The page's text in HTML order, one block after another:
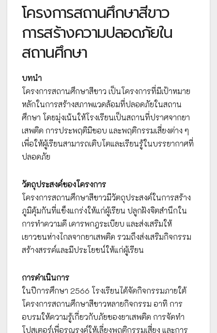
โครงการสถานศึกษาสีขาว
การสร้างความปลอดภัยใน
สถานศึกษา
บทนำ
โครงการสถานศึกษาสีขาว เป็นโครงการที่มีเป้าหมาย
หลักในการสร้างสภาพแวดล้อมที่ปลอดภัยในสถาน
ศึกษา โดยมุ่งเน้นให้โรงเรียนเป็นสถานที่ปราศจากยา
เสพติด การประพฤติมิชอบ และพฤติกรรมเสี่ยงต่าง ๆ
เพื่อให้ผู้เรียนสามารถเติบโตและเรียนรู้ในบรรยากาศที่
ปลอดภัย
วัตถุประสงค์ของโครงการ
โครงการสถานศึกษาสีขาวมีวัตถุประสงค์ในการสร้าง
ภูมิคุ้มกันที่แข็งแกร่งให้แก่ผู้เรียน ปลูกฝังจิตสำนึกใน
การทำความดี เคารพกฎระเบียบ และส่งเสริมให้
เยาวชนห่างไกลจากยาเสพติด รวมถึงส่งเสริมกิจกรรม
สร้างสรรค์และมีประโยชน์ให้แก่ผู้เรียน
การดำเนินการ
ในปีการศึกษา 2566 โรงเรียนได้จัดกิจกรรมภายใต้
โครงการสถานศึกษาสีขาวหลายกิจกรรม อาทิ การ
อบรมให้ความรู้เกี่ยวกับภัยของยาเสพติด การจัดทำ
โปสเตอร์เพื่อรณรงค์ให้เลี่ยงพฤติกรรมเสี่ยง และการ